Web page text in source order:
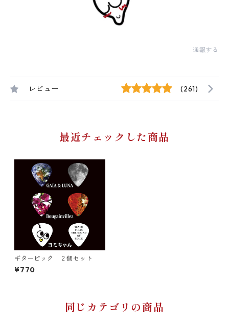
通報する
レビュー (261)
最近チェックした商品
ギターピック ２個セット
¥770
同じカテゴリの商品